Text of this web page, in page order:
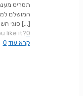
תסריט
המושלם
סוגי […]
like it?0
0 קרא עוד